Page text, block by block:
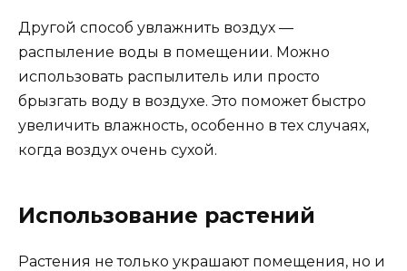
Другой способ увлажнить воздух —
распыление воды в помещении. Можно
использовать распылитель или просто
брызгать воду в воздухе. Это поможет быстро
увеличить влажность, особенно в тех случаях,
когда воздух очень сухой.
Использование растений
Растения не только украшают помещения, но и